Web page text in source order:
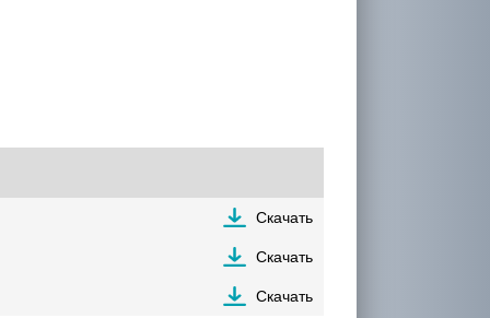
Скачать
Скачать
Скачать